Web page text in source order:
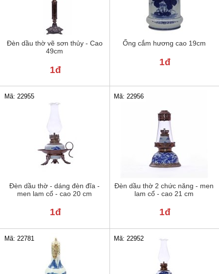
Đèn dầu thờ vẽ sơn thủy - Cao
49cm
1đ
Ống cắm hương cao 19cm
1đ
Đèn dầu thờ - dáng đèn đĩa -
men lam cổ - cao 20 cm
Mã: 22955
1đ
Đèn dầu thờ 2 chức năng - men
lam cổ - cao 21 cm
Mã: 22956
1đ
Mã: 22781 Mã: 22952